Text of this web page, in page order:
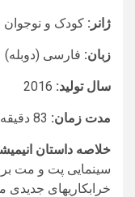
ژانر: کودک و نوجوان
زبان: فارسی (دوبله)
سال تولید:
مدت زمان:
خلاصه داستان
سینمایی پت و مت
خرابکاریهای جدیدی